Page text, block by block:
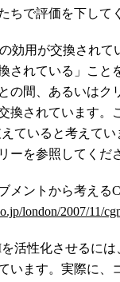
ちで評価を下して
効用が交換されて
されている」こと
の間、あるいはク
換されています。
ていると考えてい
ーを参照してくだ
メントから考える
london/2007/11/
活性化させるに
います。実際に、